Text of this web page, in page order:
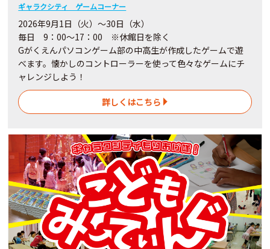
ギャラクシティ ゲームコーナー
2026年9月1日（火）～30日（水）
毎日 9：00～17：00 ※休館日を除く
Gがくえんパソコンゲーム部の中高生が作成したゲームで遊
べます。懐かしのコントローラーを使って色々なゲームにチ
ャレンジしよう！
詳しくはこちら